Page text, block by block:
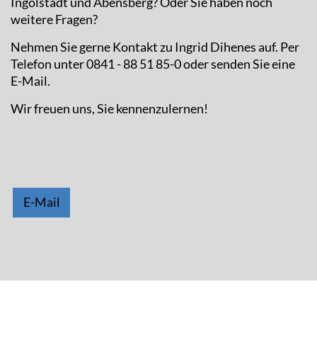
weitere Fragen?
Nehmen Sie gerne Kontakt zu Ingrid Dihenes auf. Per
Telefon unter 0841 - 88 51 85-0 oder senden Sie eine
E-Mail.
Wir freuen uns, Sie kennenzulernen!
E-Mail